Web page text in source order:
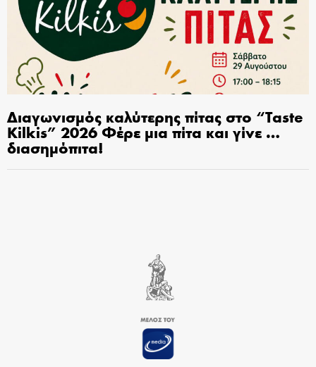
Διαγωνισμός καλύτερης πίτας στο “Taste
Kilkis” 2026 Φέρε μια πίτα και γίνε …
διασημόπιτα!